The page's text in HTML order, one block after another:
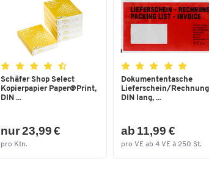
Schäfer Shop Select
Kopierpapier Paper@Print,
DIN ...
nur 23,99 €
pro Ktn.
Dokumententasche
Lieferschein/
DIN lang, ...
ab 11,99 €
pro VE ab 4 VE à 250 St.